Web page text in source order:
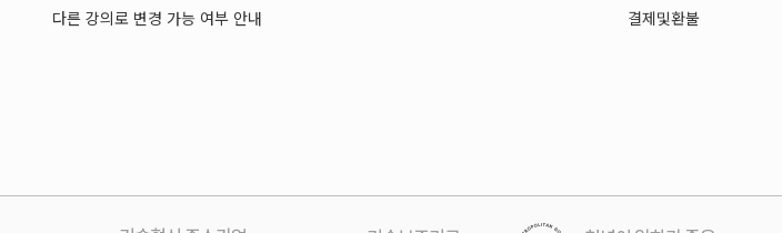
다른 강의로 변경 가능 여부 안내
결제및환불